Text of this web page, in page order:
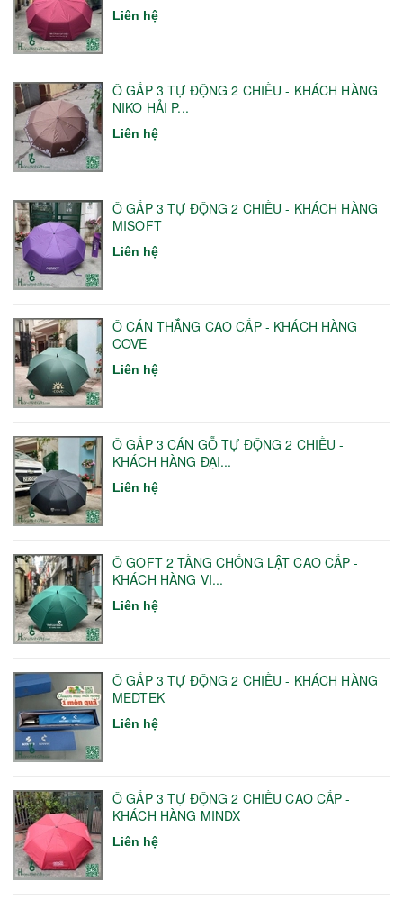
Liên hệ
Ô GẤP 3 TỰ ĐỘNG 2 CHIỀU - KHÁCH HÀNG
NIKO HẢI P...
Liên hệ
Ô GẤP 3 TỰ ĐỘNG 2 CHIỀU - KHÁCH HÀNG
MISOFT
Liên hệ
Ô CÁN THẲNG CAO CẤP - KHÁCH HÀNG
COVE
Liên hệ
Ô GẤP 3 CÁN GỖ TỰ ĐỘNG 2 CHIỀU -
KHÁCH HÀNG ĐẠI...
Liên hệ
Ô GOFT 2 TẦNG CHỐNG LẬT CAO CẤP -
KHÁCH HÀNG VI...
Liên hệ
Ô GẤP 3 TỰ ĐỘNG 2 CHIỀU - KHÁCH HÀNG
MEDTEK
Liên hệ
Ô GẤP 3 TỰ ĐỘNG 2 CHIỀU CAO CẤP -
KHÁCH HÀNG MINDX
Liên hệ